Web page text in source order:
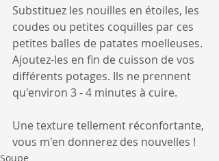
Substituez les nouilles en étoiles, les
coudes ou petites coquilles par ces
petites balles de patates moelleuses.
Ajoutez-les en fin de cuisson de vos
différents potages. Ils ne prennent
qu'environ 3 - 4 minutes à cuire.
Une texture tellement réconfortante,
vous m'en donnerez des nouvelles !
Soupe